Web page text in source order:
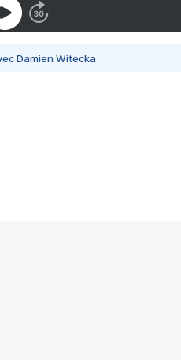
Damien Witecka